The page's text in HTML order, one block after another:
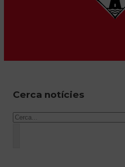
Cerca notícies
Cercar